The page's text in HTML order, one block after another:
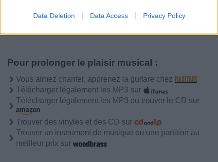
Data Deletion Data Access Privacy Policy
Commentaires
Pour prolonger le plaisir musical :
Vous aimez chanter, apprenez la guitare chez
Télécharger légalement les MP3 sur
Télécharger légalement les MP3 ou trouver le CD sur
Trouver des vinyles et des CD sur
Trouver un instrument de musique ou une partition au
meilleur prix sur